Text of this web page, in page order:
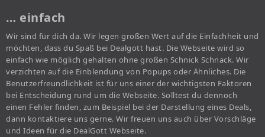
… einfach
Wir sind für dich da. Wir legen großen Wert auf die Einfachheit und
möchten, dass du Spaß bei Dealgott hast. Die Webseite wird so
einfach wie möglich gehalten ohne großen Schnick Schnack. Wir
verzichten auf die Einblendung von Popups oder Ähnliches. Die
Benutzerfreundlichkeit ist für uns einer der wichtigsten Faktoren
bei Entscheidung rund um die Webseite. Solltest du dennoch
einen Fehler finden, zum Beispiel bei der Darstellung eines Deals,
dann kontaktiere uns gerne. Wir freuen uns auch über Vorschläge
und Ideen für die DealGott Webseite.